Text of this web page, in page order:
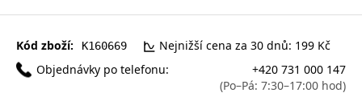
Kód zboží: K160669
Nejnižší cena za 30 dnů: 199 Kč
Objednávky po telefonu:
+420 731 000 147
(Po–Pá: 7:30–17:00 hod)